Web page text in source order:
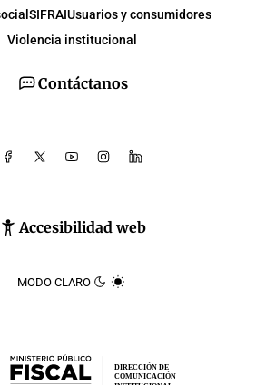
Contáctanos
Accesibilidad web
MODO CLARO
SIFRAIUsuarios y consumidores
Violencia institucional
DIRECCIÓN DE
COMUNICACIÓN